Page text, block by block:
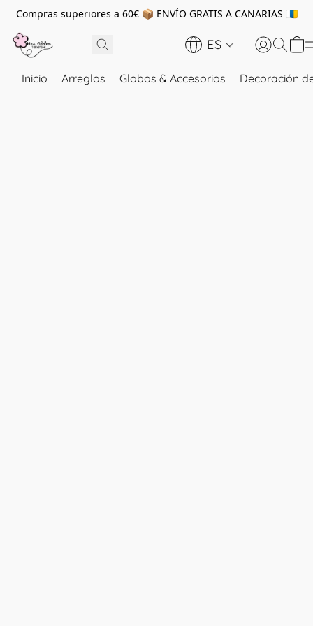
Compras superiores a 60€ 📦 ENVÍO GRATIS A CANARIAS 🇮🇨
ES
Inicio Arreglos Globos & Accesorios Decoración